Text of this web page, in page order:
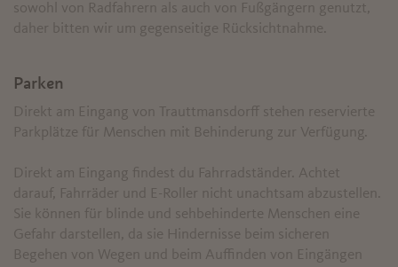
sowohl von Radfahrern als auch von Fußgängern genutzt,
daher bitten wir um gegenseitige Rücksichtnahme.
Parken
Direkt am Eingang von Trauttmansdorff stehen reservierte
Parkplätze für Menschen mit Behinderung zur Verfügung.
Direkt am Eingang findest du Fahrradständer. Achtet
darauf, Fahrräder und E-Roller nicht unachtsam abzustellen.
Sie können für blinde und sehbehinderte Menschen eine
Gefahr darstellen, da sie Hindernisse beim sicheren
Begehen von Wegen und beim Auffinden von Eingängen